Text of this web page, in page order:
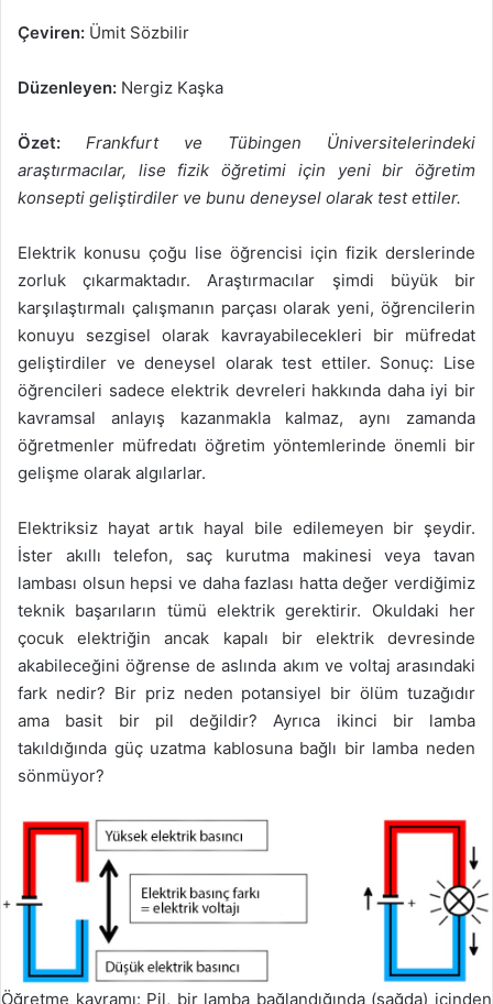
Çeviren: Ümit Sözbilir
Düzenleyen: Nergiz Kaşka
Özet: Frankfurt ve Tübingen Üniversitelerindeki
araştırmacılar, lise fizik öğretimi için yeni bir öğretim
konsepti geliştirdiler ve bunu deneysel olarak test ettiler.
Elektrik konusu çoğu lise öğrencisi için fizik derslerinde
zorluk çıkarmaktadır. Araştırmacılar şimdi büyük bir
karşılaştırmalı çalışmanın parçası olarak yeni, öğrencilerin
konuyu sezgisel olarak kavrayabilecekleri bir müfredat
geliştirdiler ve deneysel olarak test ettiler. Sonuç: Lise
öğrencileri sadece elektrik devreleri hakkında daha iyi bir
kavramsal anlayış kazanmakla kalmaz, aynı zamanda
öğretmenler müfredatı öğretim yöntemlerinde önemli bir
gelişme olarak algılarlar.
Elektriksiz hayat artık hayal bile edilemeyen bir şeydir.
İster akıllı telefon, saç kurutma makinesi veya tavan
lambası olsun hepsi ve daha fazlası hatta değer verdiğimiz
teknik başarıların tümü elektrik gerektirir. Okuldaki her
çocuk elektriğin ancak kapalı bir elektrik devresinde
akabileceğini öğrense de aslında akım ve voltaj arasındaki
fark nedir? Bir priz neden potansiyel bir ölüm tuzağıdır
ama basit bir pil değildir? Ayrıca ikinci bir lamba
takıldığında güç uzatma kablosuna bağlı bir lamba neden
sönmüyor?
Öğretme kavramı: Pil, bir lamba bağlandığında (sağda) içinden